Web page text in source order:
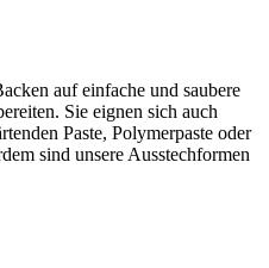
auf einfache und saubere
Sie eignen sich auch
Paste, Polymerpaste oder
sind unsere Ausstechformen